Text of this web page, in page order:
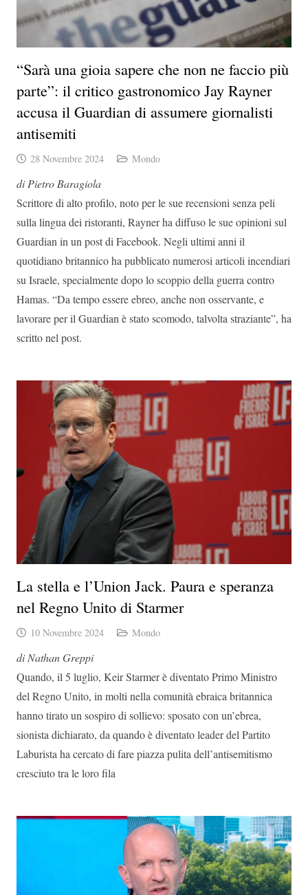
“Sarà una gioia sapere che non ne faccio più
parte”: il critico gastronomico Jay Rayner
accusa il Guardian di assumere giornalisti
antisemiti
28 Novembre 2024 Mondo
di Pietro Baragiola
Scrittore di alto profilo, noto per le sue recensioni senza peli
sulla lingua dei ristoranti, Rayner ha diffuso le sue opinioni sul
Guardian in un post di Facebook. Negli ultimi anni il
quotidiano britannico ha pubblicato numerosi articoli incendiari
su Israele, specialmente dopo lo scoppio della guerra contro
Hamas. “Da tempo essere ebreo, anche non osservante, e
lavorare per il Guardian è stato scomodo, talvolta straziante”, ha
scritto nel post.
La stella e l’Union Jack. Paura e speranza
nel Regno Unito di Starmer
10 Novembre 2024 Mondo
di Nathan Greppi
Quando, il 5 luglio, Keir Starmer è diventato Primo Ministro
del Regno Unito, in molti nella comunità ebraica britannica
hanno tirato un sospiro di sollievo: sposato con un’ebrea,
sionista dichiarato, da quando è diventato leader del Partito
Laburista ha cercato di fare piazza pulita dell’antisemitismo
cresciuto tra le loro fila